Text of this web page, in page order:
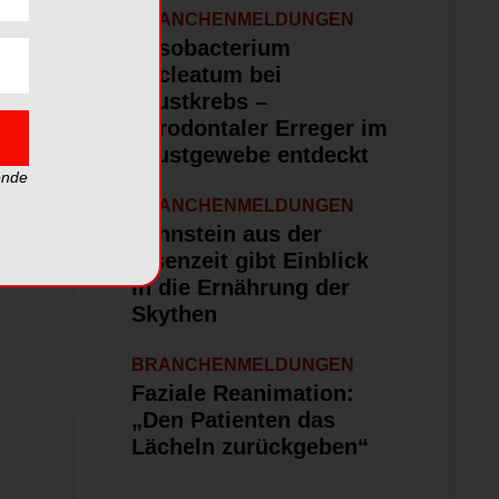
BRANCHENMELDUNGEN
Fusobacterium
nucleatum bei
Brustkrebs –
Parodontaler Erreger im
Brustgewebe entdeckt
BRANCHENMELDUNGEN
Zahnstein aus der
Eisenzeit gibt Einblick
in die Ernährung der
Skythen
BRANCHENMELDUNGEN
Faziale Reanimation:
„Den Patienten das
Lächeln zurückgeben“